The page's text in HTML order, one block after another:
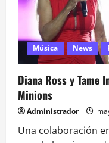
Música News
Diana Ross y Tame
Minions
Administrador
Una colaboración